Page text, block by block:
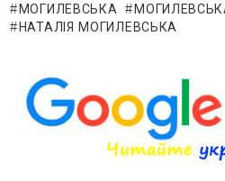
МОГИЛЕВСЬКА
НАТАЛІЯ МОГИЛЕВСЬКА